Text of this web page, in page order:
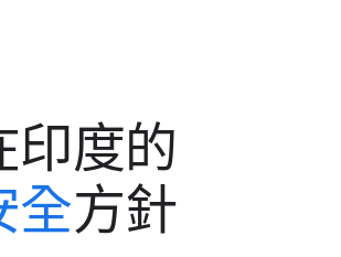
印度​的
全​方​針